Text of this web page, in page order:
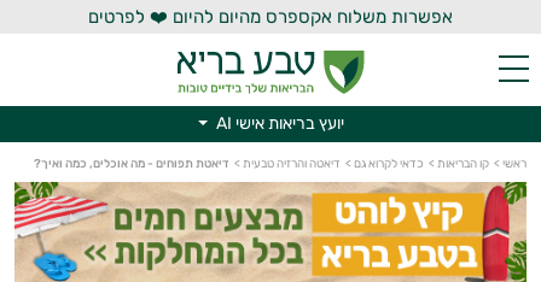
אפשרות משלוח אקספרס מהיום להיום ❤️ לפרטים
יועץ בריאות אישי AI
ראשי > קו הבריאות > כדאי לקרוא גם > דיאטה והרזיה טבעית > דיאטת תפוחים - מה אוכלים, כמה ואיך?